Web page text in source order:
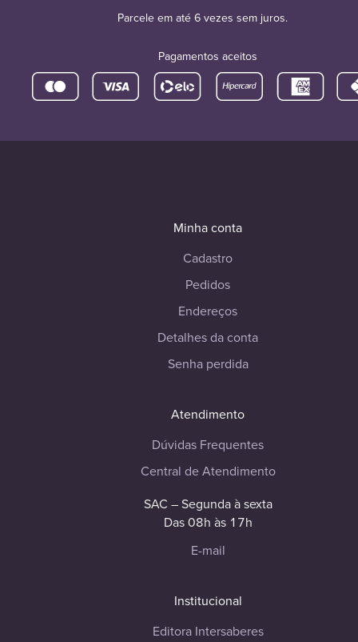
Parcele em até 6 vezes sem juros.
Pagamentos aceitos
Minha conta
Cadastro
Pedidos
Endereços
Detalhes da conta
Senha perdida
Atendimento
Dúvidas Frequentes
Central de Atendimento
SAC – Segunda à sexta
Das 08h às 17h
E-mail
Institucional
Editora Intersaberes